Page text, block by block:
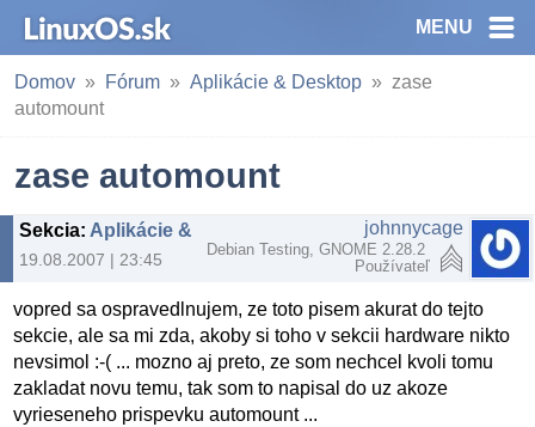
MENU
Domov Fórum Aplikácie & Desktop
zase
automount
zase automount
Sekcia: Aplikácie & Desktop
19.08.2007 | 23:45
johnnycage
Debian Testing, GNOME 2.28.2
Používateľ
vopred sa ospravedlnujem, ze toto pisem akurat do tejto
sekcie, ale sa mi zda, akoby si toho v sekcii hardware nikto
nevsimol :-( ... mozno aj preto, ze som nechcel kvoli tomu
zakladat novu temu, tak som to napisal do uz akoze
vyrieseneho prispevku automount ...